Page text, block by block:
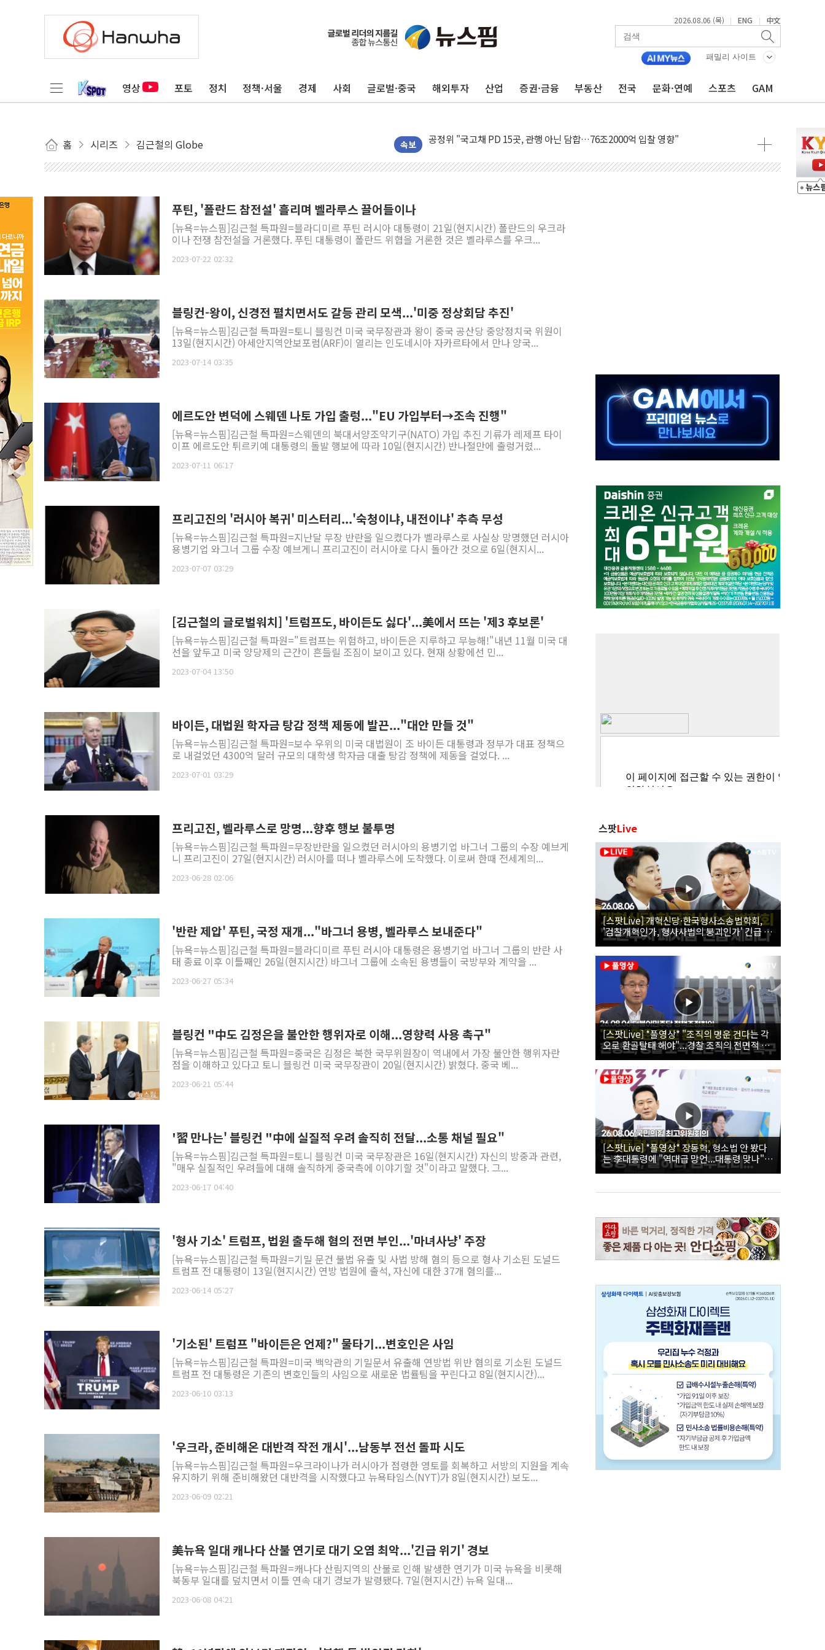
2026.08.06 (목) | ENG | 中文
패밀리 사이트
영상 포토 정치 정책·서울 경제 사회 글로벌·중국 해외투자 산업 증권·금융 부동산 전국 문화·연예 스포츠 GAM
홈 시리즈 김근철의 Globe 속보
운수업·기업활동 '원스톱'으로...데이터처, 기업 3만1000곳 경제통계조사
[르포] 폭염 속 '자폭 드론' 첫 실사격…미 해병대, 한반도 지형서 FPV 공격훈련 공개
중소기업 기술자료 중국 계열사에 넘긴 세라젬…공정위 과징금 4억3200만원
정부, 한화오션·에코프로비엠 등 '슈퍼을' 5곳 선정...소부장 핵심기업 추가 육성
부모가 정부24에서 자녀 출입국증명서 발급…7일부터 온라인 대리 신청 가능
윤상현, 사관학교 통합 비판…"국방개혁은 정치적 감정 따라 추진해선 안 돼"
펄어비스, 붉은사막 영상 콘테스트 '비욘드 디 어비스' 수상작 발표
현대리바트, '2026 코리아빌드위크' 참가…리모델링 상담 제공
[특징주] 비철금속 업종 11% 급등…구리 가격 상승 전망 부각
흥국자산운용, 코스닥 성장주 담은 채권혼합 펀드 2종 출시
외국인 돌아왔지만 …'삼전·하이닉스'는 사고 급등주는 팔았다
"월가 큰손들을 털어라" 동시다발 해킹 공격...이번에도 이란 작품?
푸틴, '폴란드 참전설' 흘리며 벨라루스 끌어들이나
[뉴욕=뉴스핌]김근철 특파원=블라디미르 푸틴 러시아 대통령이 21일(현지시간) 폴란드의 우크라
이나 전쟁 참전설을 거론했다. 푸틴 대통령이 폴란드 위협을 거론한 것은 벨라루스를 우크...
2023-07-22 02:32
블링컨-왕이, 신경전 펼치면서도 갈등 관리 모색...'미중 정상회담 추진'
[뉴욕=뉴스핌]김근철 특파원=토니 블링컨 미국 국무장관과 왕이 중국 공산당 중앙정치국 위원이
13일(현지시간) 아세안지역안보포럼(ARF)이 열리는 인도네시아 자카르타에서 만나 양국...
2023-07-14 03:35
에르도안 변덕에 스웨덴 나토 가입 출렁..."EU 가입부터→조속 진행"
[뉴욕=뉴스핌]김근철 특파원=스웨덴의 북대서양조약기구(NATO) 가입 추진 기류가 레제프 타이
이프 에르도안 튀르키예 대통령의 돌발 행보에 따라 10일(현지시간) 반나절만에 출렁거렸...
2023-07-11 06:17
프리고진의 '러시아 복귀' 미스터리...'숙청이냐, 내전이냐' 추측 무성
[뉴욕=뉴스핌]김근철 특파원=지난달 무장 반란을 일으켰다가 벨라루스로 사실상 망명했던 러시아
용병기업 와그너 그룹 수장 예브게니 프리고진이 러시아로 다시 돌아간 것으로 6일(현지시...
2023-07-07 03:29
[김근철의 글로벌워치] '트럼프도, 바이든도 싫다'...美에서 뜨는 '제3 후보론'
[뉴욕=뉴스핌]김근철 특파원="트럼프는 위험하고, 바이든은 지루하고 무능해!"내년 11월 미국 대
선을 앞두고 미국 양당제의 근간이 흔들릴 조짐이 보이고 있다. 현재 상황에선 민...
2023-07-04 13:50
바이든, 대법원 학자금 탕감 정책 제동에 발끈..."대안 만들 것"
[뉴욕=뉴스핌]김근철 특파원=보수 우위의 미국 대법원이 조 바이든 대통령과 정부가 대표 정책으
로 내걸었던 4300억 달러 규모의 대학생 학자금 대출 탕감 정책에 제동을 걸었다. ...
2023-07-01 03:29
프리고진, 벨라루스로 망명...향후 행보 불투명
[뉴욕=뉴스핌]김근철 특파원=무장반란을 일으켰던 러시아의 용병기업 바그너 그룹의 수장 예브게
니 프리고진이 27일(현지시간) 러시아를 떠나 벨라루스에 도착했다. 이로써 한때 전세계의...
2023-06-28 02:06
'반란 제압' 푸틴, 국정 재개..."바그너 용병, 벨라루스 보내준다"
[뉴욕=뉴스핌]김근철 특파원=블라디미르 푸틴 러시아 대통령은 용병기업 바그너 그룹의 반란 사
태 종료 이후 이틀째인 26일(현지시간) 바그너 그룹에 소속된 용병들이 국방부와 계약을 ...
2023-06-27 05:34
블링컨 "中도 김정은을 불안한 행위자로 이해...영향력 사용 촉구"
[뉴욕=뉴스핌]김근철 특파원=중국은 김정은 북한 국무위원장이 역내에서 가장 불안한 행위자란
점을 이해하고 있다고 토니 블링컨 미국 국무장관이 20일(현지시간) 밝혔다. 중국 베...
2023-06-21 05:44
'習 만나는' 블링컨 "中에 실질적 우려 솔직히 전달...소통 채널 필요"
[뉴욕=뉴스핌]김근철 특파원=토니 블링컨 미국 국무장관은 16일(현지시간) 자신의 방중과 관련,
"매우 실질적인 우려들에 대해 솔직하게 중국측에 이야기할 것"이라고 말했다. 그...
2023-06-17 04:40
'형사 기소' 트럼프, 법원 출두해 혐의 전면 부인...'마녀사냥' 주장
[뉴욕=뉴스핌]김근철 특파원=기밀 문건 불법 유출 및 사법 방해 혐의 등으로 형사 기소된 도널드
트럼프 전 대통령이 13일(현지시간) 연방 법원에 출석, 자신에 대한 37개 혐의를...
2023-06-14 05:27
'기소된' 트럼프 "바이든은 언제?" 물타기...변호인은 사임
[뉴욕=뉴스핌]김근철 특파원=미국 백악관의 기밀문서 유출해 연방법 위반 혐의로 기소된 도널드
트럼프 전 대통령은 기존의 변호인들의 사임으로 새로운 법률팀을 꾸린다고 8일(현지시간)...
2023-06-10 03:13
'우크라, 준비해온 대반격 작전 개시'...남동부 전선 돌파 시도
[뉴욕=뉴스핌]김근철 특파원=우크라이나가 러시아가 점령한 영토를 회복하고 서방의 지원을 계속
유지하기 위해 준비해왔던 대반격을 시작했다고 뉴욕타임스(NYT)가 8일(현지시간) 보도...
2023-06-09 02:21
美뉴욕 일대 캐나다 산불 연기로 대기 오염 최악...'긴급 위기' 경보
[뉴욕=뉴스핌]김근철 특파원=캐나다 산림지역의 산불로 인해 발생한 연기가 미국 뉴욕을 비롯해
북동부 일대를 덮치면서 이틀 연속 대기 경보가 발령됐다. 7일(현지시간) 뉴욕 일대...
2023-06-08 04:21
스팟Live
[스팟Live] 개혁신당·한국형사소송법학회,
'검찰개혁인가, 형사사법의 붕괴인가' 긴급 세
미나｜26.08.06
[스팟Live] *풀영상* "조직의 명운 건다는 각
오로 환골탈태 해야"...경찰 조직의 전면적 쇄
신 촉구한 한병도 | 26.08.06 더불어민주당 정
책조정회의
[스팟Live] *풀영상* 장동혁, 형소법 안 봤다
는 李대통령에 "역대급 망언...대통령 맞나"｜
26.08.06 국민의힘 최고위원회의